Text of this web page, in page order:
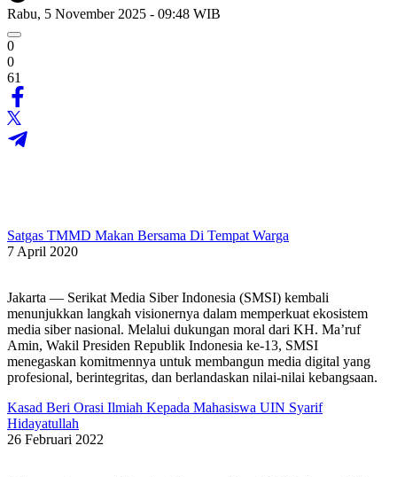
Rabu, 5 November 2025 - 09:48 WIB
0
0
61
Satgas TMMD Makan Bersama Di Tempat Warga
7 April 2020
Jakarta — Serikat Media Siber Indonesia (SMSI) kembali
menunjukkan langkah visionernya dalam memperkuat ekosistem
media siber nasional. Melalui dukungan moral dari KH. Ma’ruf
Amin, Wakil Presiden Republik Indonesia ke-13, SMSI
menegaskan komitmennya untuk membangun media digital yang
profesional, berintegritas, dan berlandaskan nilai-nilai kebangsaan.
Kasad Beri Orasi Ilmiah Kepada Mahasiswa UIN Syarif
Hidayatullah
26 Februari 2022